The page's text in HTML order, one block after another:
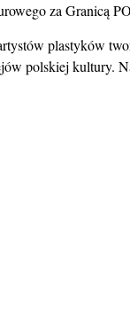
za Granicą
plastyków
polskiej kultury.